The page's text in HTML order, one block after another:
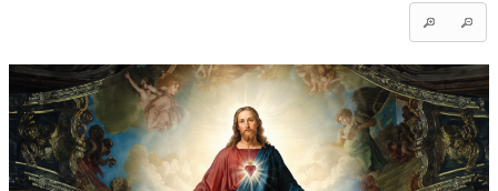
Sketchbook5, 스케치북5
Sketchbook5, 스케치북5